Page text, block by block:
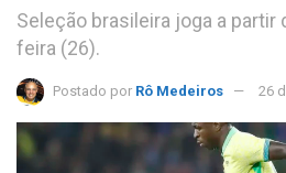
Seleção brasileira joga a partir
feira (26).
Postado por Rô Medeiros 26